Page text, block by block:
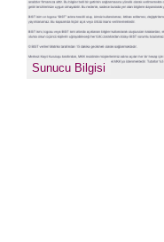
Sunucu Bilgisi
sıkcasorulan